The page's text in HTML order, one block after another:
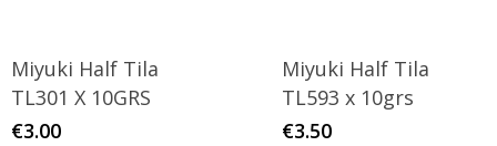
Miyuki Half Tila
TL301 X 10GRS
€3.00
Miyuki Half Tila
TL593 x 10grs
€3.50